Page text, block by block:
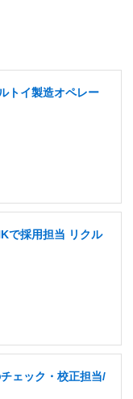
トイ製造オペレー
で採用担当 リクル
ェック・校正担当/